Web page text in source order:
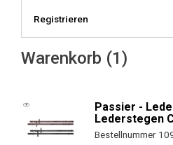
Registrieren
Warenkorb (1)
Passier -
Lederstegen
Bestellnummer